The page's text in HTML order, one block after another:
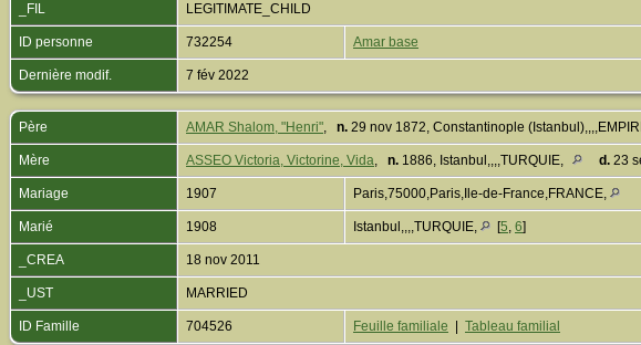
_FIL LEGITIMATE_CHILD
ID personne 732254 Amar base
Dernière modif. 7 fév 2022
Père AMAR Shalom, "Henri", n. 29 nov 1872, Constantinople
Mère ASSEO Victoria, Victorine, Vida, n. 1886, Istanbul,,,,TURQUIE, d. 23
Mariage 1907 Paris,75000,Paris,Ile-de-France,FRANCE,
Marié 1908 Istanbul,,,,TURQUIE, [5, 6]
_CREA 18 nov 2011
_UST MARRIED
ID Famille 704526 Feuille familiale Tableau familial